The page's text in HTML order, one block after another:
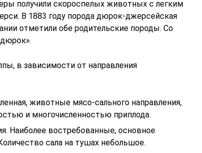
получили скороспелых животных с легким
В 1883 году порода дюрок-джерсейская
отметили обе родительские породы. Со
в зависимости от направления
животные мясо-сального направления,
и многочисленностью приплода.
Наиболее востребованные, основное
сала на тушах небольшое.